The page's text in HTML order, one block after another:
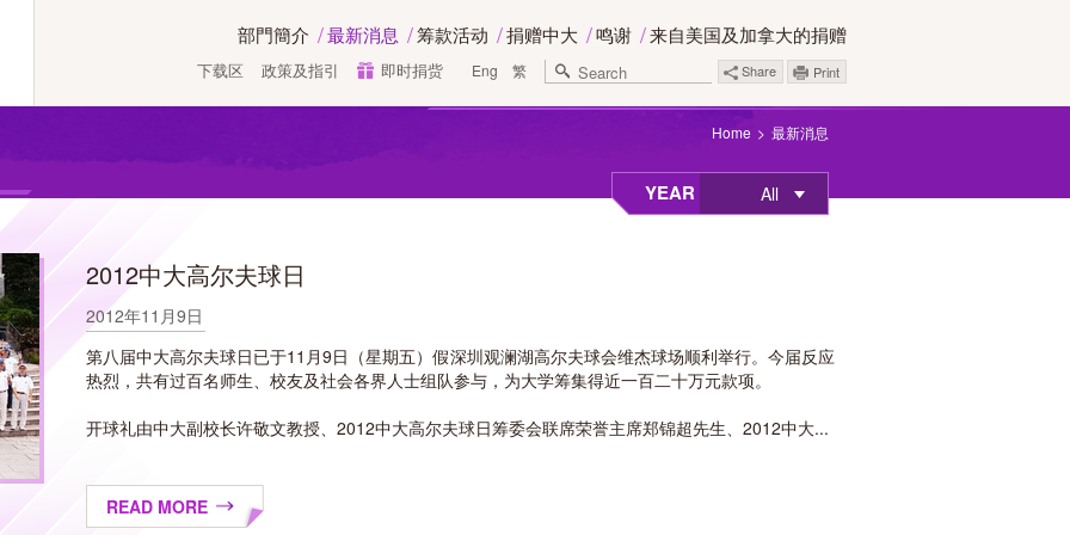
部門簡介 最新消息 筹款活动 捐赠中大 鸣谢 来自美国及加拿大的捐赠
下载区 政策及指引 即时捐赀 Eng 繁 Share Print
Home 最新消息
YEAR All
2012中大高尔夫球日
2012年11月9日
第八届中大高尔夫球日已于11月9日（星期五）假深圳观澜湖高尔夫球会维杰球场顺利举行。今届反应
热烈，共有过百名师生、校友及社会各界人士组队参与，为大学筹集得近一百二十万元款项。
开球礼由中大副校长许敬文教授、2012中大高尔夫球日筹委会联席荣誉主席郑锦超先生、2012中大...
READ MORE